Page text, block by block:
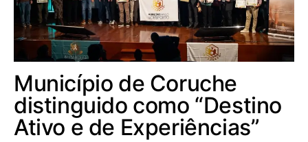
Município de Coruche
distinguido como “Destino
Ativo e de Experiências”